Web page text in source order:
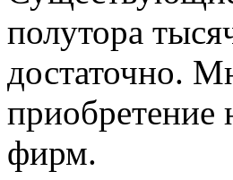
полутора
достаточно.
приобретение
фирм.